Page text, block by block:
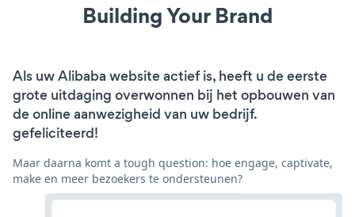
Building Your Brand
Als uw Alibaba website actief is, heeft u de eerste
grote uitdaging overwonnen bij het opbouwen van
de online aanwezigheid van uw bedrijf.
gefeliciteerd!
Maar daarna komt a tough question: hoe engage, captivate,
make en meer bezoekers te ondersteunen?